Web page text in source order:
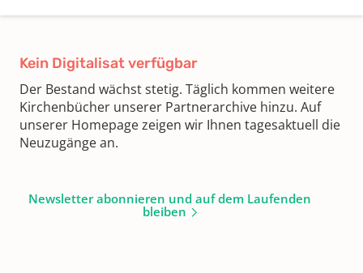
Kein Digitalisat verfügbar
Der Bestand wächst stetig. Täglich kommen weitere
Kirchenbücher unserer Partnerarchive hinzu. Auf
unserer Homepage zeigen wir Ihnen tagesaktuell die
Neuzugänge an.
Newsletter abonnieren und auf dem Laufenden
bleiben